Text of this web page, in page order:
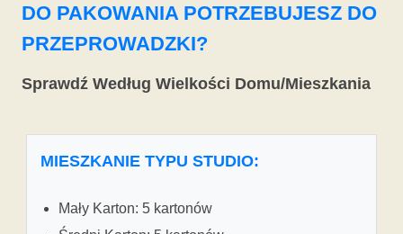
DO PAKOWANIA POTRZEBUJESZ DO
PRZEPROWADZKI?
Sprawdź Według Wielkości Domu/Mieszkania
MIESZKANIE TYPU STUDIO:
Mały Karton: 5 kartonów